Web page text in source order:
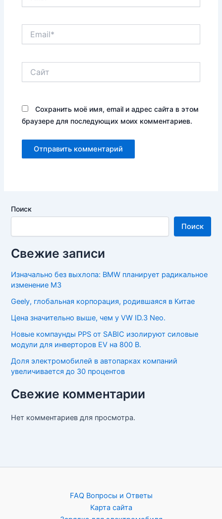
Сохранить моё имя, email и адрес сайта в этом
браузере для последующих моих комментариев.
Поиск
Поиск
Свежие записи
Изначально без выхлопа: BMW планирует радикальное
изменение M3
Geely, глобальная корпорация, родившаяся в Китае
Цена значительно выше, чем у VW ID.3 Neo.
Новые компаунды PPS от SABIC изолируют силовые
модули для инверторов EV на 800 В.
Доля электромобилей в автопарках компаний
увеличивается до 30 процентов
Свежие комментарии
Нет комментариев для просмотра.
FAQ Вопросы и Ответы
Карта сайта